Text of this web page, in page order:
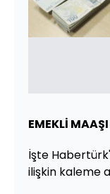
EMEKLİ
İşte
ilişkin kaleme